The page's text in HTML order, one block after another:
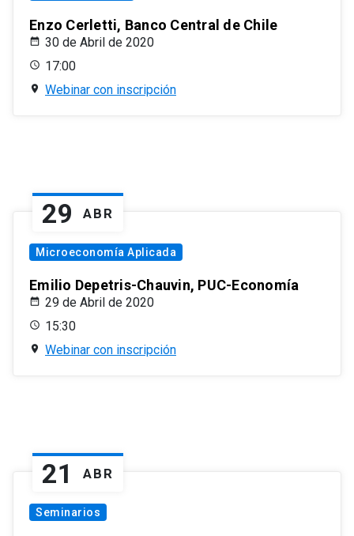
Enzo Cerletti, Banco Central de Chile
30 de Abril de 2020
17:00
Webinar con inscripción
29 ABR
Microeconomía Aplicada
Emilio Depetris-Chauvin, PUC-Economía
29 de Abril de 2020
15:30
Webinar con inscripción
21 ABR
Seminarios